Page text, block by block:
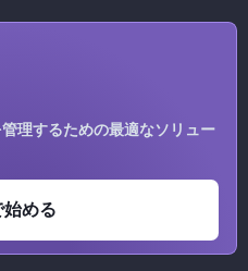
理するための最適なソリュー
める